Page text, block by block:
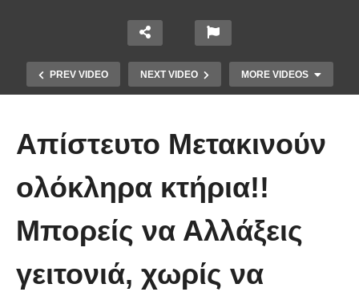
PREV VIDEO NEXT VIDEO MORE VIDEOS
μήκους 50 μέτρων
Απίστευτο Μετακινούν
ολόκληρα κτήρια!!
Μπορείς να Αλλάξεις
γειτονιά, χωρίς να